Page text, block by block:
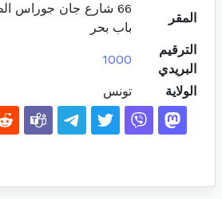
المقر
باب بحر
الترقيم
البريدي
1000
الولاية تونس